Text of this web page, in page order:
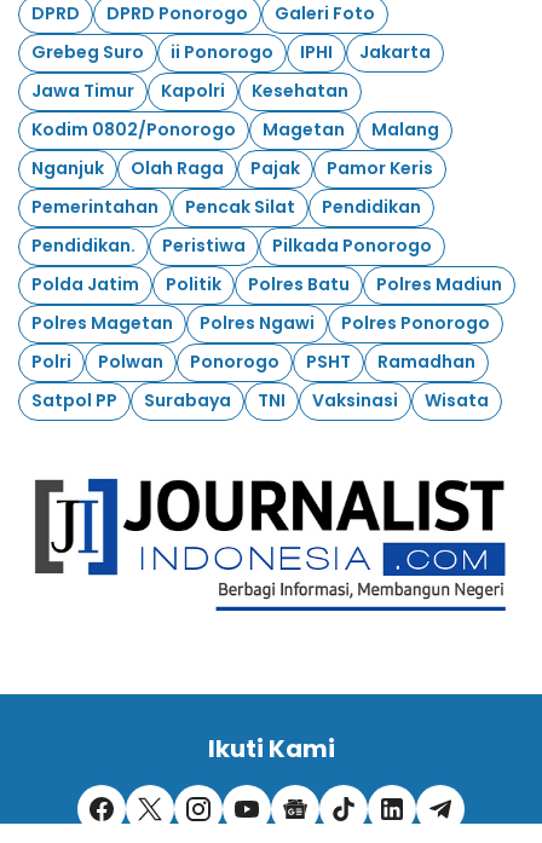
DPRD
DPRD Ponorogo
Galeri Foto
Grebeg Suro
ii Ponorogo IPHI
Jakarta
Jawa Timur
Kapolri
Kesehatan
Kodim 0802/Ponorogo
Magetan
Malang
Nganjuk
Olah Raga Pajak
Pamor Keris
Pemerintahan
Pencak Silat
Pendidikan
Pendidikan.
Peristiwa
Pilkada Ponorogo
Polda Jatim
Politik Polres Batu
Polres Madiun
Polres Magetan
Polres Ngawi
Polres Ponorogo
Polri
Polwan Ponorogo PSHT
Ramadhan
Satpol PP
Surabaya TNI Vaksinasi Wisata
Ikuti Kami